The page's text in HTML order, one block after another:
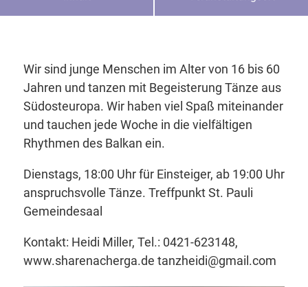
Wir sind junge Menschen im Alter von 16 bis 60
Jahren und tanzen mit Begeisterung Tänze aus
Südosteuropa. Wir haben viel Spaß miteinander
und tauchen jede Woche in die vielfältigen
Rhythmen des Balkan ein.
Dienstags, 18:00 Uhr für Einsteiger, ab 19:00 Uhr
anspruchsvolle Tänze. Treffpunkt St. Pauli
Gemeindesaal
Kontakt: Heidi Miller, Tel.: 0421-623148,
www.sharenacherga.de tanzheidi@gmail.com